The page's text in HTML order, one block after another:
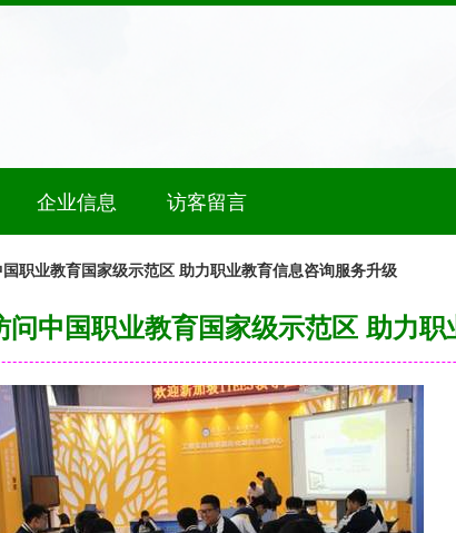
企业信息 访客留言
职业教育国家级示范区 助力职业教育信息咨询服务升级
中国职业教育国家级示范区 助力